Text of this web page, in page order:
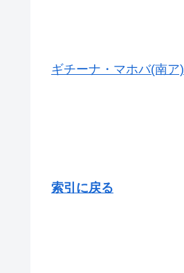
ギチーナ・マホバ(南ア)
索引に戻る